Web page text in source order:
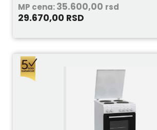
MP cena:35.600,00 rsd
29.670,00 RSD